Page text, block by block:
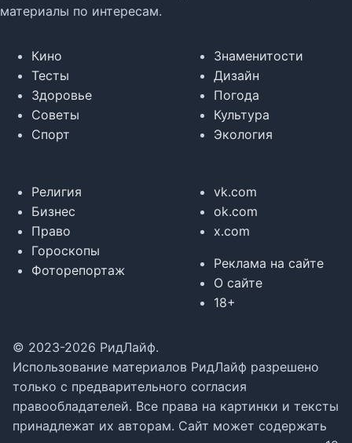
материалы по интересам.
Кино
Тесты
Здоровье
Советы
Спорт
Знаменитости
Дизайн
Погода
Культура
Экология
Религия
Бизнес
Право
Гороскопы
Фоторепортаж
vk.com
ok.com
x.com
Реклама на сайте
О сайте
18+
© 2023-2026 РидЛайф.
Использование материалов РидЛайф разрешено
только с предварительного согласия
правообладателей. Все права на картинки и тексты
принадлежат их авторам. Сайт может содержать